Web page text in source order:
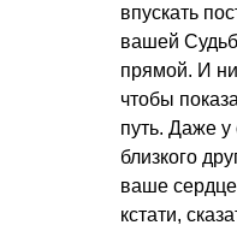
впускать
вашей
прямой. И ни
чтобы
путь. Даже
близкого
ваше
кстати,